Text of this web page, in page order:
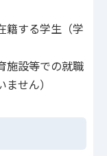
する学生（学
設等での就職
せん）